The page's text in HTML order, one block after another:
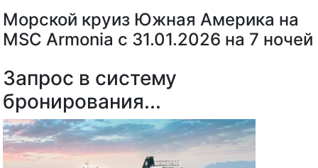
Морской круиз Южная Америка на
MSC Armonia с 31.01.2026 на 7 ночей
Запрос в систему
бронирования...